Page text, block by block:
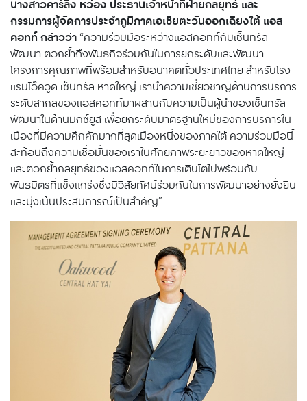
นางสาวคาร์ลิง หว่อง ประธานเจ้าหน้าที่ฝ่ายกลยุทธ์ และ
กรรมการผู้จัดการประจำภูมิภาคเอเชียตะวันออกเฉียงใต้ แอส
คอทท์ กล่าวว่า “ความร่วมมือระหว่างแอสคอทท์กับเซ็นทรัล
พัฒนา ตอกย้ำถึงพันธกิจร่วมกันในการยกระดับและพัฒนา
โครงการคุณภาพที่พร้อมสำหรับอนาคตทั่วประเทศไทย สำหรับโรง
แรมโอ๊ควูด เซ็นทรัล หาดใหญ่ เรานำความเชี่ยวชาญด้านการบริการ
ระดับสากลของแอสคอทท์มาผสานกับความเป็นผู้นำของเซ็นทรัล
พัฒนาในด้านมิกซ์ยูส เพื่อยกระดับมาตรฐานใหม่ของการบริการใน
เมืองที่มีความคึกคักมากที่สุดเมืองหนึ่งของภาคใต้ ความร่วมมือนี้
สะท้อนถึงความเชื่อมั่นของเราในศักยภาพระยะยาวของหาดใหญ่
และตอกย้ำกลยุทธ์ของแอสคอทท์ในการเติบโตไปพร้อมกับ
พันธมิตรที่แข็งแกร่งซึ่งมีวิสัยทัศน์ร่วมกันในการพัฒนาอย่างยั่งยืน
และมุ่งเน้นประสบการณ์เป็นสำคัญ”